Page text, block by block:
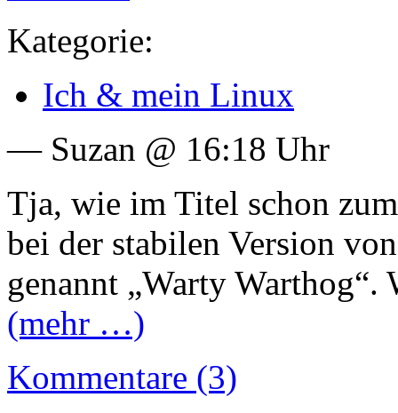
Kategorie:
Ich & mein Linux
— Suzan @ 16:18 Uhr
Tja, wie im Titel schon
bei der stabilen Version
genannt „Warty Warthog“.
(mehr …)
Kommentare (3)